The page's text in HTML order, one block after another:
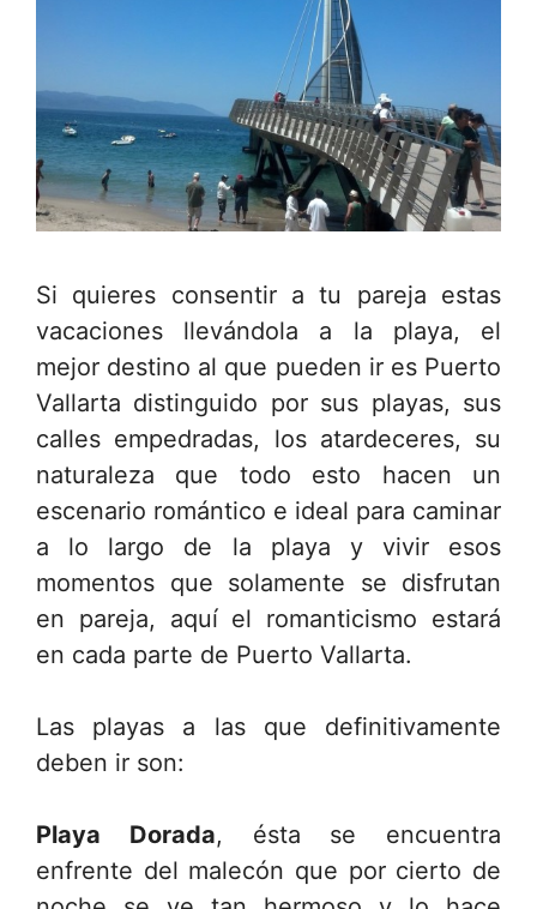
Si quieres consentir a tu pareja estas
vacaciones llevándola a la playa, el
mejor destino al que pueden ir es Puerto
Vallarta distinguido por sus playas, sus
calles empedradas, los atardeceres, su
naturaleza que todo esto hacen un
escenario romántico e ideal para caminar
a lo largo de la playa y vivir esos
momentos que solamente se disfrutan
en pareja, aquí el romanticismo estará
en cada parte de Puerto Vallarta.
Las playas a las que definitivamente
deben ir son:
Playa Dorada, ésta se encuentra
enfrente del malecón que por cierto de